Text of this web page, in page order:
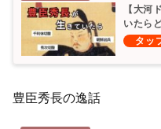
【大河
いたら
か？
豊臣秀長の逸話